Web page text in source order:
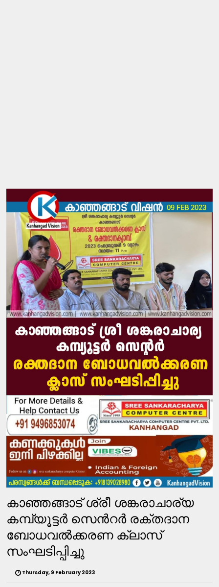
കാഞ്ഞങ്ങാട് ശ്രീ ശങ്കരാചാര്യ
കമ്പ്യൂട്ടർ സെൻറർ രക്തദാന
ബോധവൽക്കരണ ക്ലാസ്
സംഘടിപ്പിച്ചു
Thursday, 9 February 2023